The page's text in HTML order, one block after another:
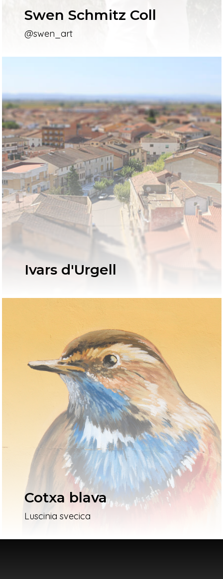
Swen Schmitz Coll
@swen_art
Ivars d'Urgell
Cotxa blava
Luscinia svecica